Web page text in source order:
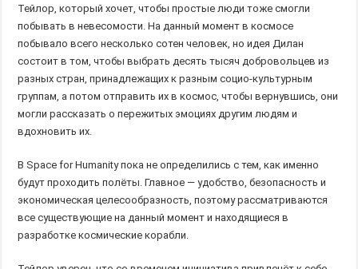
Тейлор, который хочет, чтобы простые люди тоже смогли
побывать в невесомости. На данный момент в космосе
побывало всего несколько сотен человек, но идея Дилан
состоит в том, чтобы выбрать десять тысяч добровольцев из
разных стран, принадлежащих к разным социо-культурным
группам, а потом отправить их в космос, чтобы вернувшись, они
могли рассказать о пережитых эмоциях другим людям и
вдохновить их.
В Space for Humanity пока не определились с тем, как именно
будут проходить полёты. Главное — удобство, безопасность и
экономическая целесообразность, поэтому рассматриваются
все существующие на данный момент и находящиеся в
разработке космические корабли.